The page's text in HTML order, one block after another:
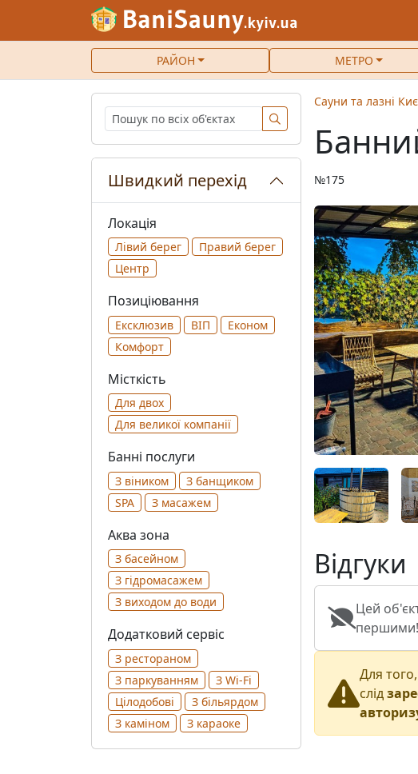
РАЙОН МЕТРО
Сауни та лазні
№175
Відгуки
Цей
першими!
Для
слід
Швидкий перехід
Локація
Лівий берег
Правий берег
Центр
Позиціювання
Ексклюзив ВІП
Економ
Комфорт
Місткість
Для двох
Для великої компанії
Банні послуги
З віником
З банщиком
SPA
З масажем
Аква зона
З басейном
З гідромасажем
З виходом до води
Додатковий сервіс
З рестораном
З паркуванням
З Wi-Fi
Цілодобові
З більярдом
З каміном
З караоке